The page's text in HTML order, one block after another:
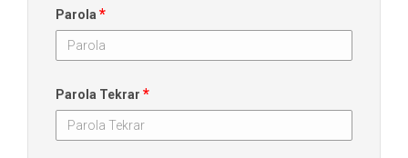
Parola *
Parola Tekrar *